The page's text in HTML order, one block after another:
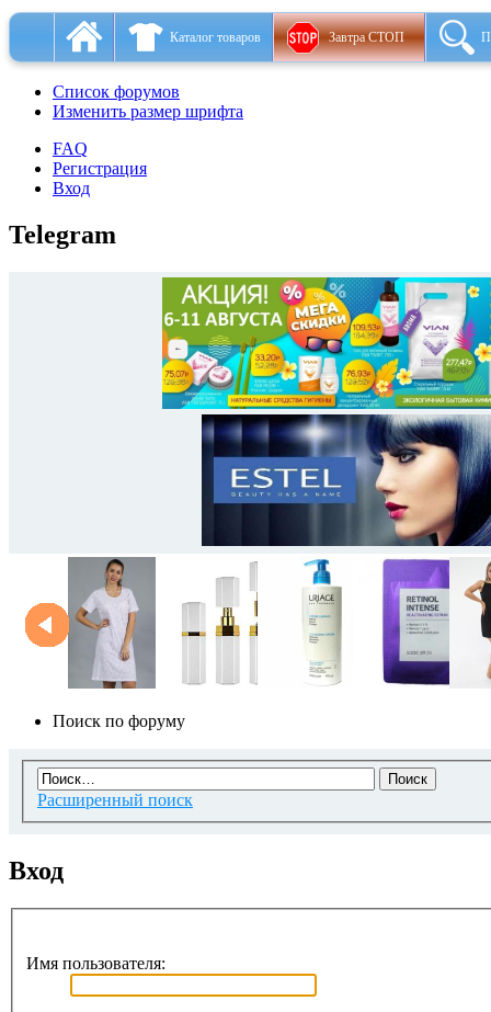
Каталог товаров Завтра СТОП
Список форумов
Изменить размер шрифта
FAQ
Регистрация
Вход
Telegram
Поиск по форуму
Расширенный поиск
Вход
Имя пользователя: